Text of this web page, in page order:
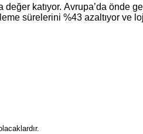
katıyor. Avrupa’da önde
sürelerini %43 azaltıyor ve